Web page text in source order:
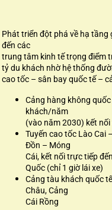
Phát triển đột phá về hạ
đến các
trung tâm kinh tế trọng điểm
tỷ du khách nhờ hệ thống
cao tốc – sân bay quốc tế –
Cảng hàng không
khách/năm
(vào năm 2030) kết
Tuyến cao tốc Lào Cai
Đồn – Móng
Cái, kết nối trực tiếp
Quốc (chỉ 1 giờ lái xe)
Cảng tàu khách quốc
Châu, Cảng
Cái Rồng